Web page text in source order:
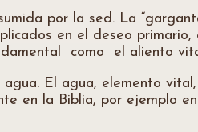
por la sed. La
en el deseo primario,
como el aliento
El agua, elemento
en la Biblia, por ejemplo